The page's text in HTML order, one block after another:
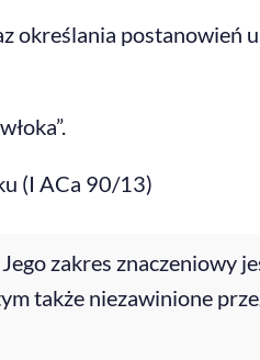
określania postanowień
(I ACa 90/13)
zakres znaczeniowy
także niezawinione